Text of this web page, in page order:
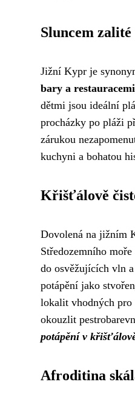
Sluncem
Jižní Kypr je
bary a
dětmi jsou ideální
procházky po pláži
zárukou
kuchyni a bohatou
Křišťálově
Dovolená na jižním
Středozemního moře
do osvěžujících vln
potápění jako
lokalit vhodných pro
okouzlit
potápění v
Afroditina